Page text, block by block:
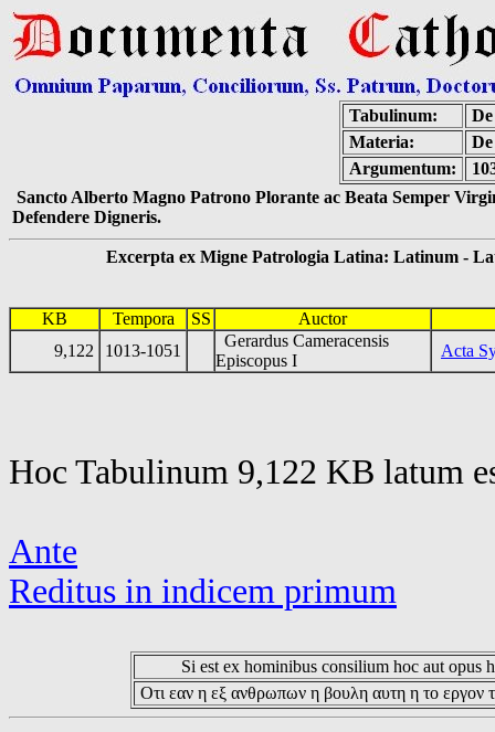
Tabulinum:
Materia:
Argumentum:
Sancto Alberto Magno Patrono Plorante ac Beata Semper
Defendere Digneris.
Excerpta ex Migne Patrologia Latina: Latinum -
KB Tempora SS
Auctor
9,122
1013-1051
Gerardus Cameracensis
Episcopus I
Acta
Hoc Tabulinum 9,122 KB latum
Ante
Reditus in indicem primum
Si est ex hominibus consilium hoc aut opus
Οτι εαν η εξ ανθρωπων η βουλη αυτη η το εργον